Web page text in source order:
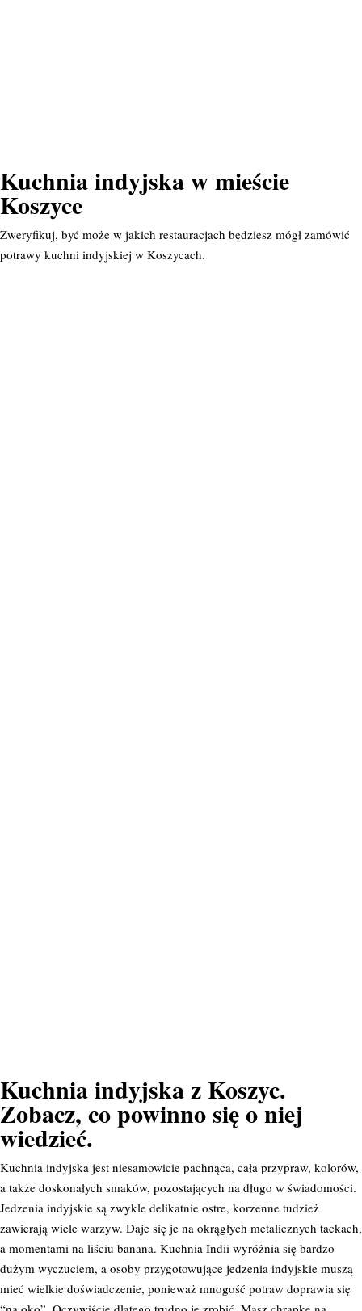
Kuchnia indyjska w mieście
Koszyce
Zweryfikuj, być może w jakich restauracjach będziesz mógł zamówić
potrawy kuchni indyjskiej w Koszycach.
Kuchnia indyjska z Koszyc.
Zobacz, co powinno się o niej
wiedzieć.
Kuchnia indyjska jest niesamowicie pachnąca, cała przypraw, kolorów,
a także doskonałych smaków, pozostających na długo w świadomości.
Jedzenia indyjskie są zwykle delikatnie ostre, korzenne tudzież
zawierają wiele warzyw. Daje się je na okrągłych metalicznych tackach,
a momentami na liściu banana. Kuchnia Indii wyróżnia się bardzo
dużym wyczuciem, a osoby przygotowujące jedzenia indyjskie muszą
mieć wielkie doświadczenie, ponieważ mnogość potraw doprawia się